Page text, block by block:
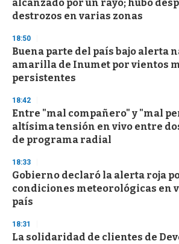
alcanzado por un rayo; hubo
destrozos en varias zonas
18:50
Buena parte del país bajo alerta
amarilla de Inumet por vientos
persistentes
18:42
Entre "mal compañero" y "mal
altísima tensión en vivo entre
de programa radial
18:33
Gobierno declaró la alerta roja
condiciones meteorológicas en
país
18:31
La solidaridad de clientes de